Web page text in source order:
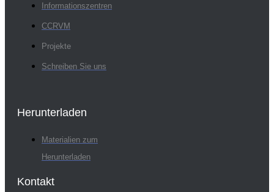
Informationszentren
CCRVM
Projekte
Schreiben Sie uns
Herunterladen
Materialien zum
Herunterladen
Kontakt